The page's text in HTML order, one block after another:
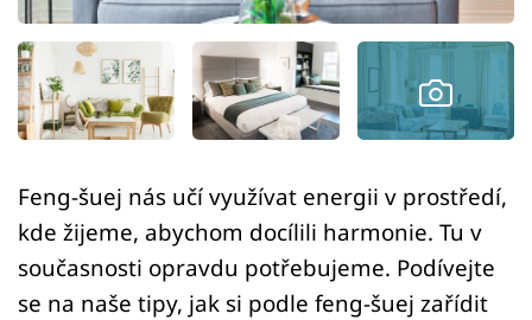
Sledujte nás
Feng-šuej nás učí využívat energii v prostředí,
kde žijeme, abychom docílili harmonie. Tu v
současnosti opravdu potřebujeme. Podívejte
se na naše tipy, jak si podle feng-šuej zařídit